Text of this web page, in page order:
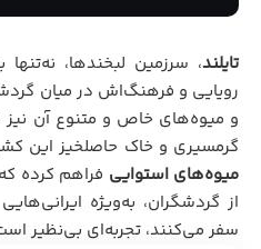
تایلند، سرزمین لبخندها،
رویایی و فرهنگ‌اش در میان
و میوه‌های خاص و متنوع آن نیز
گرمسیری و خاک حاصلخیز این
میوه‌های استوایی فراهم کرده
از گردشگران، به‌ویژه
سفر می‌کنند، تجربه‌ای بی‌نظیر